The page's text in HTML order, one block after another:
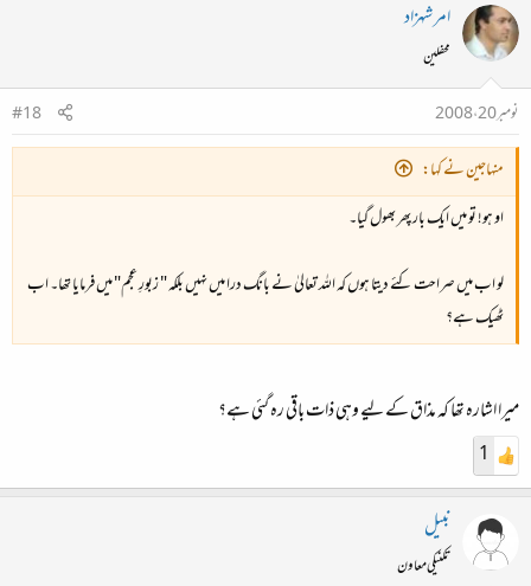
امر شہزاد
محفلین
نومبر 20، 2008
#18
منہاجین نے کہا:
او ہو! تو میں ایک بار پھر بھول گیا۔
لو اب میں صراحت کئے دیتا ہوں کہ اللہ تعالیٰ نے بانگ درا میں نہیں بلکہ " زبورِ عجم" میں فرمایا تھا۔ اب
ٹھیک ہے؟
میرا اشارہ تھا کہ مذاق کے لیے وہی ذات باقی رہ گئی ہے؟
1
نبیل
تکنیکی معاون